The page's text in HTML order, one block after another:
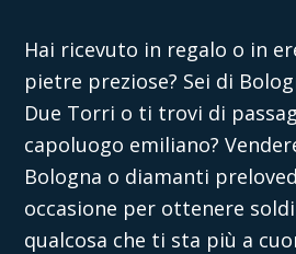
Hai ricevuto in regalo o in
pietre preziose? Sei di
Due Torri o ti trovi di
capoluogo emiliano?
Bologna o diamanti
occasione per ottenere
qualcosa che ti sta più a